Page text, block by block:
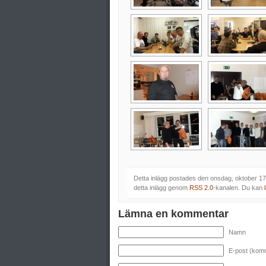
Detta inlägg postades den onsdag, oktober
detta inlägg genom RSS 2.0-kanalen. Du kan
Lämna en kommentar
Namn
E-post